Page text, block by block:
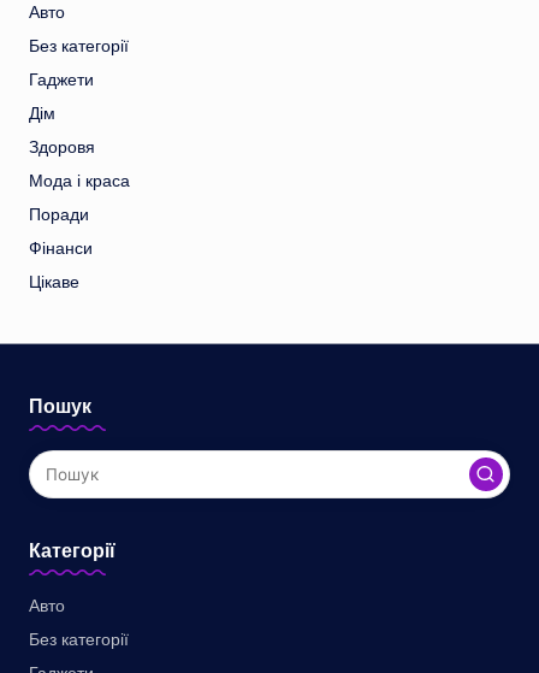
Авто
Без категорії
Гаджети
Дім
Здоровя
Мода і краса
Поради
Фінанси
Цікаве
Пошук
Категорії
Авто
Без категорії